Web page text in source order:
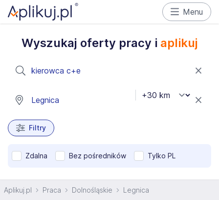
Menu
Wyszukaj oferty pracy i aplikuj
Filtry
Zdalna Bez pośredników Tylko PL
Aplikuj.pl Praca Dolnośląskie Legnica